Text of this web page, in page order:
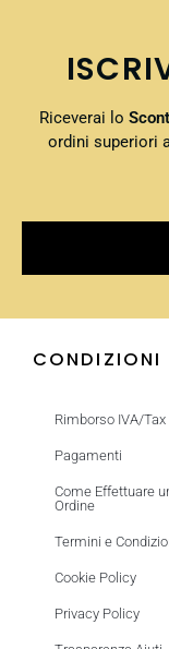
Riceverai lo
ordini superiori
CONDIZIONI
Rimborso IVA/Tax
Pagamenti
Come Effettuare
Ordine
Termini e
Cookie Policy
Privacy Policy